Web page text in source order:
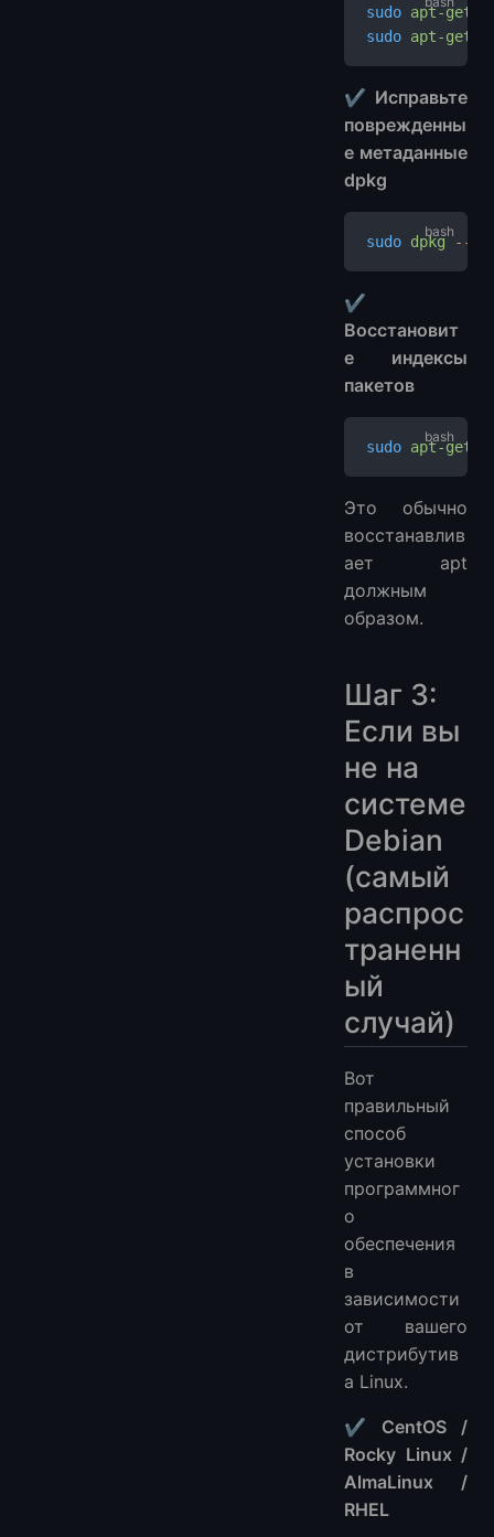
sudo apt-get
sudo apt-get
✔ Исправьте
поврежденны
е метаданные
dpkg
sudo dpkg --
✔
Восстановит
е индексы
пакетов
sudo apt-get
Это обычно
восстанавлив
ает apt
должным
образом.
Шаг 3:
Если вы
не на
системе
Debian
(самый
распрос
траненн
ый
случай)
Вот
правильный
способ
установки
программног
о
обеспечения
в
зависимости
от вашего
дистрибутив
а Linux.
✔ CentOS /
Rocky Linux /
AlmaLinux /
RHEL